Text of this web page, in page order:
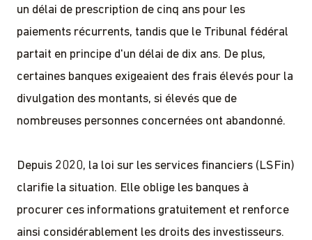
un délai de prescription de cinq ans pour les
paiements récurrents, tandis que le Tribunal fédéral
partait en principe d'un délai de dix ans. De plus,
certaines banques exigeaient des frais élevés pour la
divulgation des montants, si élevés que de
nombreuses personnes concernées ont abandonné.
Depuis 2020, la loi sur les services financiers (LSFin)
clarifie la situation. Elle oblige les banques à
procurer ces informations gratuitement et renforce
ainsi considérablement les droits des investisseurs.